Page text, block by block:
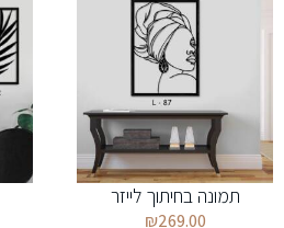
תמונה בחיתוך לייזר
₪269.00